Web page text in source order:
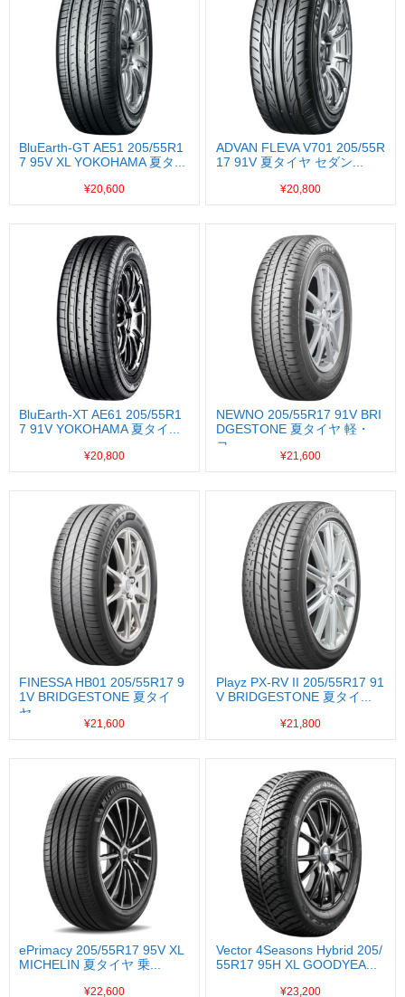
BluEarth-GT AE51 205/55R1
7 95V XL YOKOHAMA 夏タ...
¥20,600
ADVAN FLEVA V701 205/55R
17 91V 夏タイヤ セダン...
¥20,800
BluEarth-XT AE61 205/55R1
7 91V YOKOHAMA 夏タイ...
¥20,800
NEWNO 205/55R17 91V BRI
DGESTONE 夏タイヤ 軽・
コ...
¥21,600
FINESSA HB01 205/55R17 9
1V BRIDGESTONE 夏タイ
ヤ...
¥21,600
Playz PX-RV II 205/55R17 91
V BRIDGESTONE 夏タイ...
¥21,800
ePrimacy 205/55R17 95V XL
MICHELIN 夏タイヤ 乗...
¥22,600
Vector 4Seasons Hybrid 205/
55R17 95H XL GOODYEA...
¥23,200